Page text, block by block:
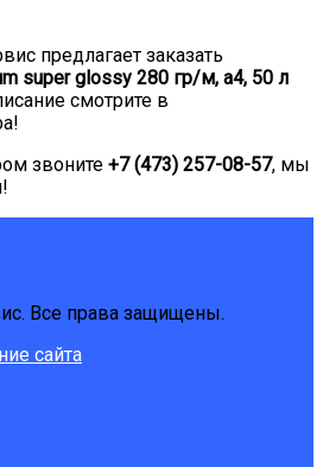
предлагает заказать
super glossy 280 гр/м, a4, 50 л
смотрите в
звоните +7 (473) 257-08-57, мы
Все права защищены.
сайта